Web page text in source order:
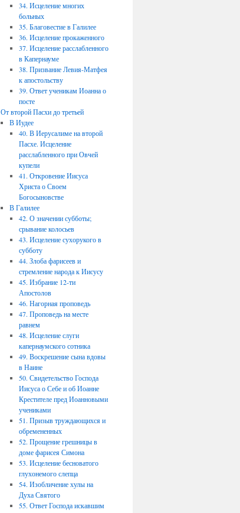
34. Исцеление многих
больных
35. Благовестие в Галилее
36. Исцеление прокаженного
37. Исцеление расслабленного
в Капернауме
38. Призвание Левия-Матфея
к апостольству
39. Ответ ученикам Иоанна о
посте
От второй Пасхи до третьей
В Иудее
40. В Иерусалиме на второй
Пасхе. Исцеление
расслабленного при Овчей
купели
41. Откровение Иисуса
Христа о Своем
Богосыновстве
В Галилее
42. О значении субботы;
срывание колосьев
43. Исцеление сухорукого в
субботу
44. Злоба фарисеев и
стремление народа к Иисусу
45. Избрание 12-ти
Апостолов
46. Нагорная проповедь
47. Проповедь на месте
равнем
48. Исцеление слуги
капернаумского сотника
49. Воскрешение сына вдовы
в Наине
50. Свидетельство Господа
Иисуса о Себе и об Иоанне
Крестителе пред Иоанновыми
учениками
51. Призыв труждающихся и
обремененных
52. Прощение грешницы в
доме фарисея Симона
53. Исцеление бесноватого
глухонемого слепца
54. Изобличение хулы на
Духа Святого
55. Ответ Господа искавшим